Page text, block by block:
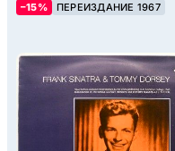
–15% ПЕРЕИЗДАНИЕ 1967